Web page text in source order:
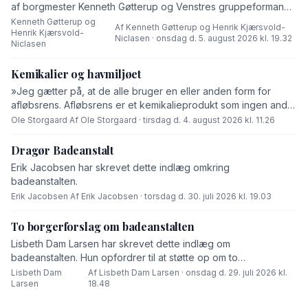
af borgmester Kenneth Gøtterup og Venstres gruppeformand
Henrik Kjærsvold-Niclasen.
Kenneth Gøtterup og
Henrik Kjærsvold-
Niclasen
·
Af Kenneth Gøtterup og Henrik Kjærsvold-
Niclasen · onsdag d. 5. august 2026 kl. 19.32
Kemikalier og havmiljøet
»Jeg gætter på, at de alle bruger en eller anden form for
afløbsrens. Afløbsrens er et kemikalieprodukt som ingen andre
end fabrikanten ved hvad består af,« skriver Ole Storgaard i
Ole Storgaard·Af Ole Storgaard · tirsdag d. 4. august 2026 kl. 11.26
Dragør Badeanstalt
Erik Jacobsen har skrevet dette indlæg omkring
badeanstalten.
Erik Jacobsen·Af Erik Jacobsen · torsdag d. 30. juli 2026 kl. 19.03
To borgerforslag om badeanstalten
Lisbeth Dam Larsen har skrevet dette indlæg om
badeanstalten. Hun opfordrer til at støtte op om to
borgerforslag.
Lisbeth Dam
Larsen
·
Af Lisbeth Dam Larsen · onsdag d. 29. juli 2026 kl.
18.48